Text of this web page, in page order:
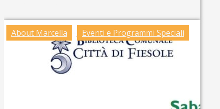
About Marcella Eventi e Programmi Speciali